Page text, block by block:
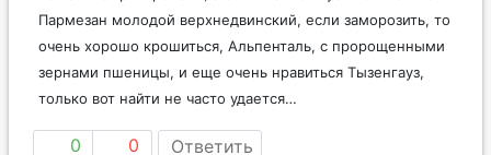
то наши сыры пропали, а были такие вкусные – тот же
Пармезан молодой верхнедвинский, если заморозить, то
очень хорошо крошиться, Альпенталь, с пророщенными
зернами пшеницы, и еще очень нравиться Тызенгауз,